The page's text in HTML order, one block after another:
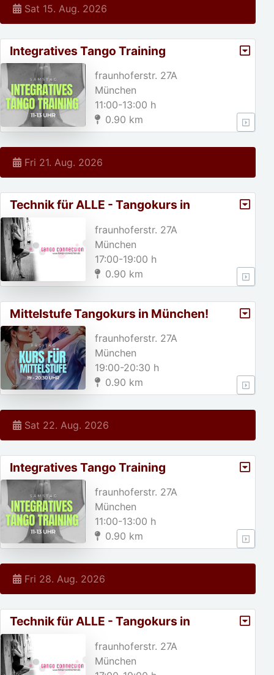
Sat 15. Aug. 2026
Integratives Tango Training
fraunhoferstr. 27A
München
11:00-13:00 h
0.90 km
Fri 21. Aug. 2026
Technik für ALLE - Tangokurs in
München
fraunhoferstr. 27A
München
17:00-19:00 h
0.90 km
Mittelstufe Tangokurs in München!
fraunhoferstr. 27A
München
19:00-20:30 h
0.90 km
Sat 22. Aug. 2026
Integratives Tango Training
fraunhoferstr. 27A
München
11:00-13:00 h
0.90 km
Fri 28. Aug. 2026
Technik für ALLE - Tangokurs in
München
fraunhoferstr. 27A
München